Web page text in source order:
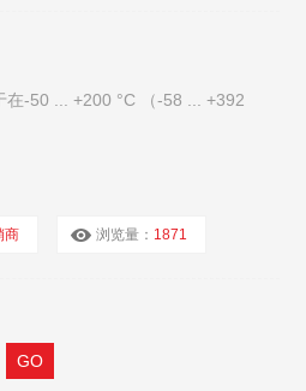
-50 ... +200 °C （-58 ... +392
商 浏览量： 1871